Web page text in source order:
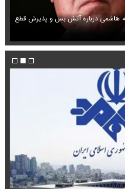
هاشمی درباره آتش بس و پذیرش قطع